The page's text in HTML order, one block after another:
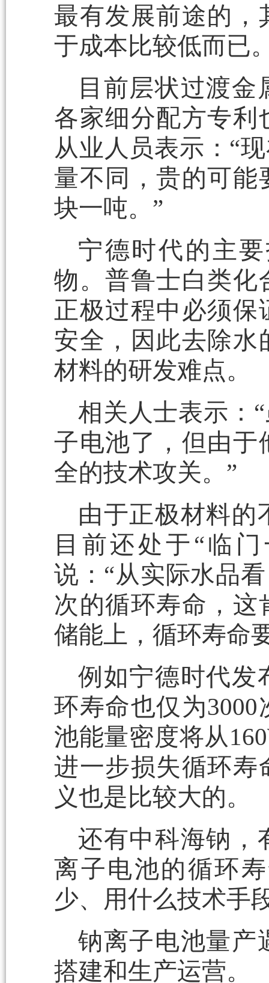
最有发展前途的，
于成本比较低而已
目前层状过渡
各家细分配方专利
从业人员表示：“
量不同，贵的可能
块一吨。”
宁德时代的主
物。普鲁士白类化
正极过程中必须
安全，因此去除水
材料的研发难点。
相关人士表示：
子电池了，但由于
全的技术攻关。”
由于正极材料的
目前还处于“临
说：“从实际水品
次的循环寿命，
储能上，循环寿命
例如宁德时代发
环寿命也仅为
池能量密度将从
进一步损失循环寿
义也是比较大的。
还有中科海钠，
离子电池的循环
少、用什么技术手
钠离子电池量产
搭建和生产运营。